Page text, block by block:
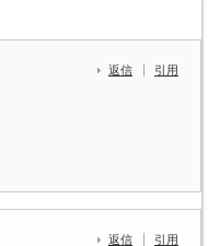
返信 引用
返信 引用